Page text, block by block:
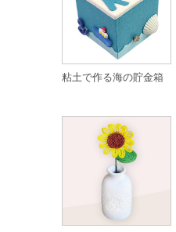
粘土で作る海の貯金箱